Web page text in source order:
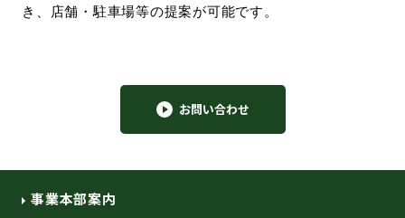
き、店舗・駐車場等の提案が可能です。
お問い合わせ
事業本部案内